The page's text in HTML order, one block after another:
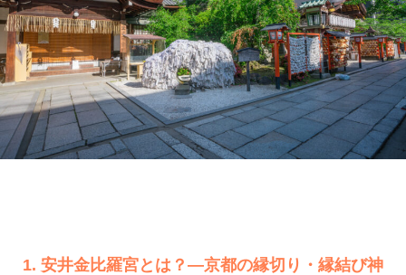
1. 安井金比羅宮とは？—京都の縁切り・縁結び神